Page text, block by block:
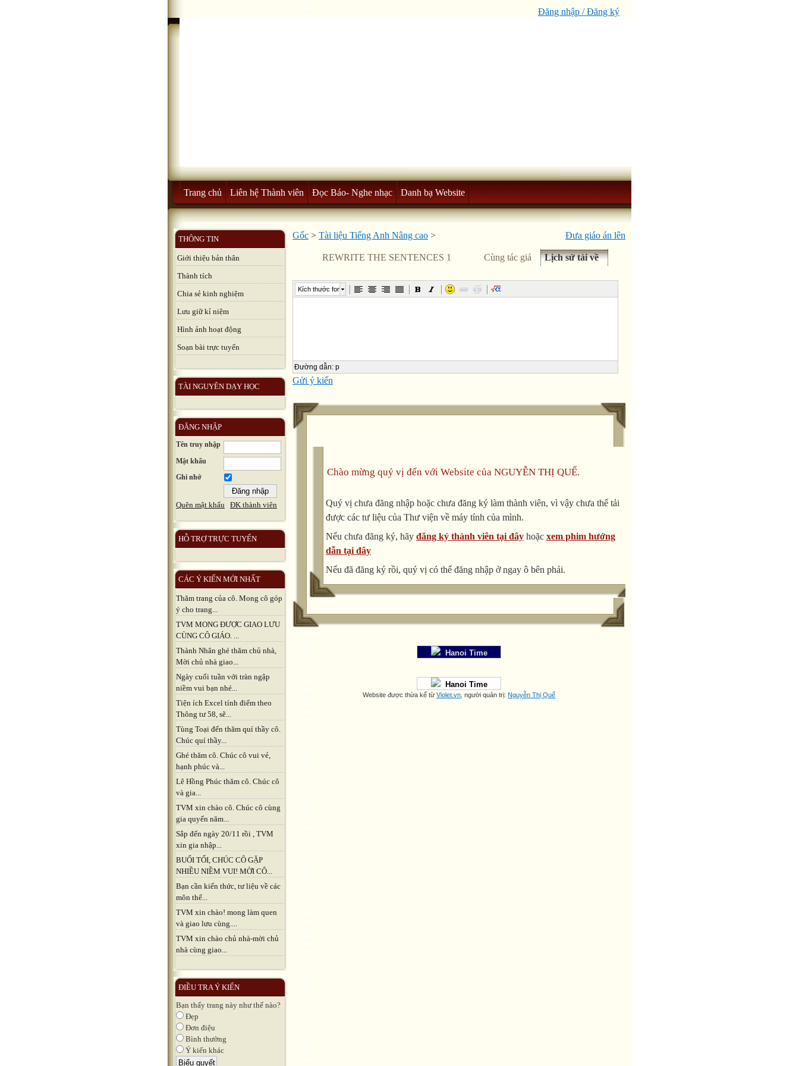
Đăng nhập / Đăng ký
Trang chủ Liên hệ Thành viên Đọc Báo- Nghe nhạc Danh bạ Website
THÔNG TIN
Giới thiệu bản thân
Thành tích
Chia sẻ kinh nghiệm
Lưu giữ kỉ niệm
Hình ảnh hoạt động
Soạn bài trực tuyến
TÀI NGUYÊN DẠY HỌC
ĐĂNG NHẬP
Tên truy nhập
Mật khẩu
Ghi nhớ
Quên mật khẩu ĐK thành viên
HỖ TRỢ TRỰC TUYẾN
CÁC Ý KIẾN MỚI NHẤT
Thăm trang của cô. Mong cô góp
ý cho trang...
TVM MONG ĐƯỢC GIAO LƯU
CÙNG CÔ GIÁO. ...
Thành Nhân ghé thăm chủ nhà,
Mời chủ nhà giao...
Ngày cuối tuần với tràn ngập
niềm vui bạn nhé...
Tiện ích Excel tính điểm theo
Thông tư 58, sẽ...
Tùng Toại đến thăm quí thầy cô.
Chúc quí thầy...
Ghé thăm cô. Chúc cô vui vẻ,
hạnh phúc và...
Lê Hồng Phúc thăm cô. Chúc cô
và gia...
TVM xin chào cô. Chúc cô cùng
gia quyến năm...
Sắp đến ngày 20/11 rồi , TVM
xin gia nhập...
BUỔI TỐI, CHÚC CÔ GẶP
NHIỀU NIỀM VUI! MỜI CÔ...
Bạn cần kiến thức, tư liệu về các
môn thể...
TVM xin chào! mong làm quen
và giao lưu cùng....
TVM xin chào chủ nhà-mời chủ
nhà cùng giao...
ĐIỀU TRA Ý KIẾN
Bạn thấy trang này như thế nào?
Đẹp
Đơn điệu
Bình thường
Ý kiến khác
Đưa giáo án lên
Gốc > Tài liệu Tiếng Anh Nâng cao >
REWRITE THE SENTENCES 1 Cùng tác giả Lịch sử tải về
Kích thước font
Đường dẫn: p
Gửi ý kiến
Chào mừng quý vị đến với Website của NGUYỄN THỊ QUẾ.
Quý vị chưa đăng nhập hoặc chưa đăng ký làm thành viên, vì vậy chưa thể tải
được các tư liệu của Thư viện về máy tính của mình.
Nếu chưa đăng ký, hãy đăng ký thành viên tại đây hoặc xem phim hướng
dẫn tại đây
Nếu đã đăng ký rồi, quý vị có thể đăng nhập ở ngay ô bên phải.
Hanoi Time
Hanoi Time
Website được thừa kế từ Violet.vn , người quản trị: Nguyễn Thị Quế